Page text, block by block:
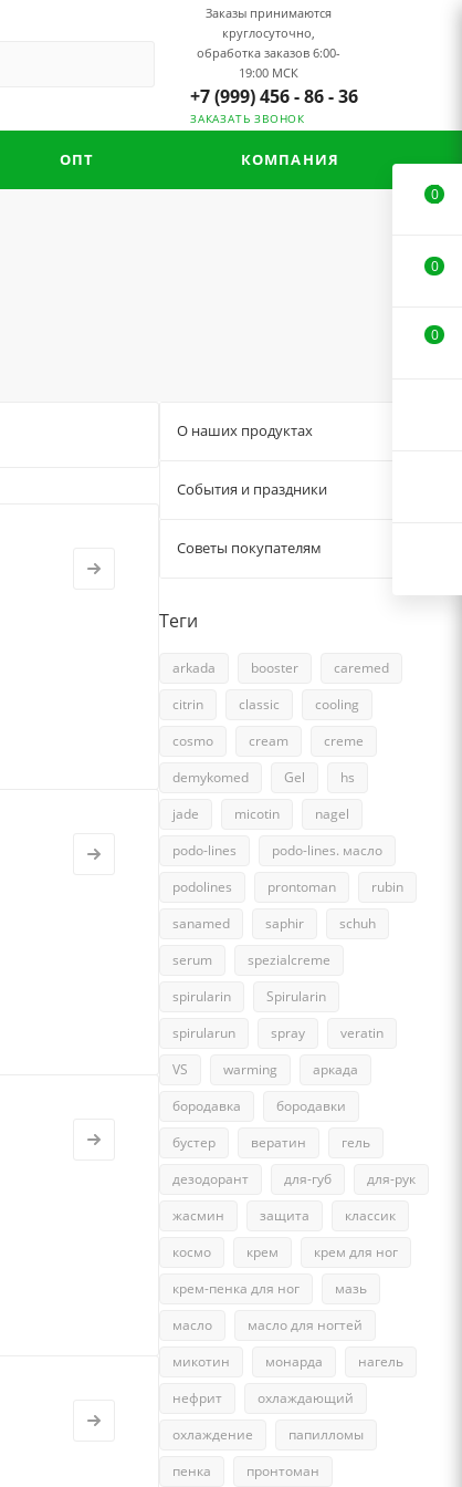
Заказы принимаются
круглосуточно,
обработка заказов 6:00-
19:00 МСК
+7 (999) 456 - 86 - 36
ЗАКАЗАТЬ ЗВОНОК
ОПТ КОМПАНИЯ
О наших продуктах
События и праздники
Советы покупателям
Теги
arkada booster
caremed
citrin
classic
cooling
cosmo
cream
creme
demykomed
Gel
hs
jade
micotin
nagel
podo-lines
podo-lines. масло
podolines
prontoman
rubin
sanamed
saphir
schuh
serum
spezialcreme
spirularin
Spirularin
spirularun
spray
veratin
VS
warming
аркада
бородавка
бородавки
бустер
вератин
гель
дезодорант
для-губ
для-рук
жасмин
защита
классик
космо
крем
крем для ног
крем-пенка для ног
мазь
масло
масло для ногтей
микотин
монарда
нагель
нефрит
охлаждающий
охлаждение
папилломы
пенка
пронтоман
0
0
0